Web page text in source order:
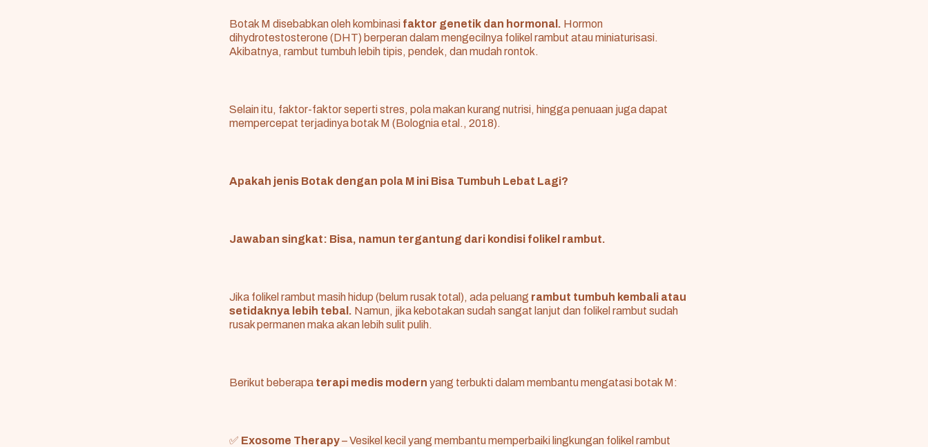
Botak M disebabkan oleh kombinasi faktor genetik dan hormonal. Hormon
dihydrotestosterone (DHT) berperan dalam mengecilnya folikel rambut atau miniaturisasi.
Akibatnya, rambut tumbuh lebih tipis, pendek, dan mudah rontok.
Selain itu, faktor-faktor seperti stres, pola makan kurang nutrisi, hingga penuaan juga dapat
mempercepat terjadinya botak M (Bolognia etal., 2018).
Apakah jenis Botak dengan pola M ini Bisa Tumbuh Lebat Lagi?
Jawaban singkat: Bisa, namun tergantung dari kondisi folikel rambut.
Jika folikel rambut masih hidup (belum rusak total), ada peluang rambut tumbuh kembali atau
setidaknya lebih tebal. Namun, jika kebotakan sudah sangat lanjut dan folikel rambut sudah
rusak permanen maka akan lebih sulit pulih.
Berikut beberapa terapi medis modern yang terbukti dalam membantu mengatasi botak M:
✅ Exosome Therapy– Vesikel kecil yang membantu memperbaiki lingkungan folikel rambut